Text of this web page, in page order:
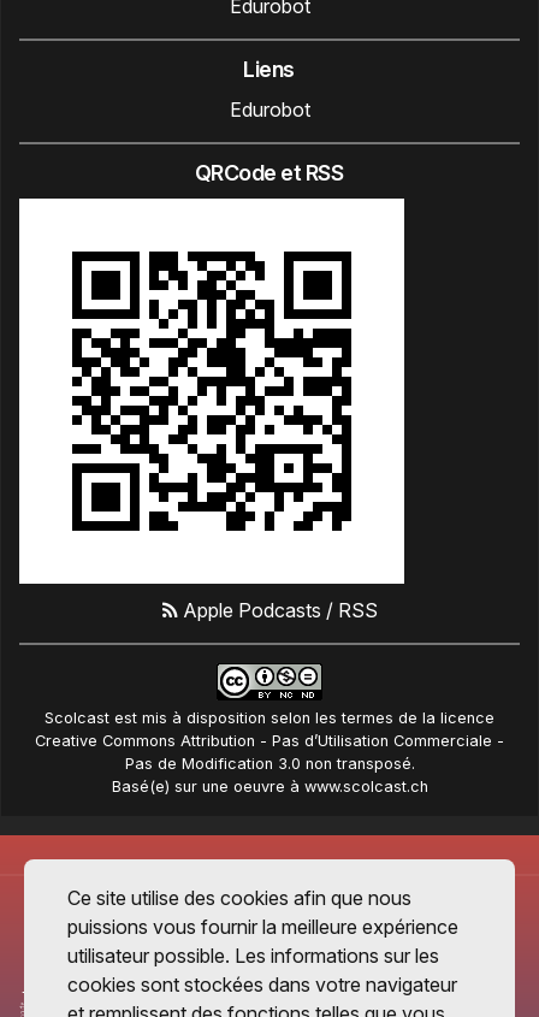
Edurobot
Liens
Edurobot
QRCode et RSS
Apple Podcasts / RSS
Scolcast est mis à disposition selon les termes de la licence
Creative Commons Attribution - Pas d’Utilisation Commerciale -
Pas de Modification 3.0 non transposé.
Basé(e) sur une oeuvre à www.scolcast.ch
Ce site utilise des cookies afin que nous
puissions vous fournir la meilleure expérience
utilisateur possible. Les informations sur les
cookies sont stockées dans votre navigateur